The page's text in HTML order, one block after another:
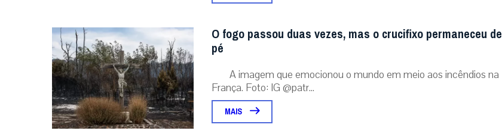
O fogo passou duas vezes, mas o crucifixo permaneceu de
pé
A imagem que emocionou o mundo em meio aos incêndios na
França. Foto: IG @patr...
MAIS